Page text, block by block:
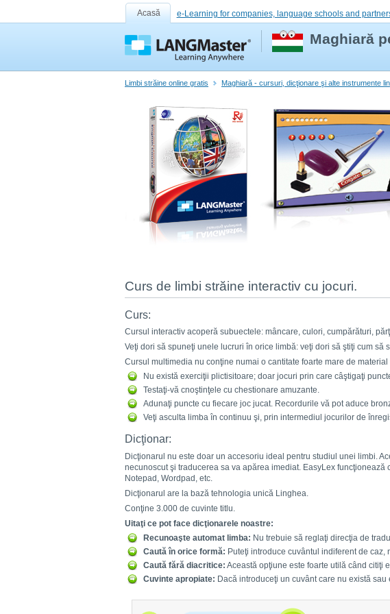
Acasă e-Learning for companies, language schools and
Maghiară
Limbi străine online gratis Maghiară - cursuri, dicţionare şi alte instrumente
Curs de limbi străine interactiv cu jocuri.
Curs:
Cursul interactiv acoperă subuectele: mâncare, culori, cumpărături,
Veţi dori să spuneţi unele lucruri în orice limbă: veţi dori să ştiţi cum să
Cursul multimedia nu conţine numai o cantitate foarte mare de
Nu există exerciţii plictisitoare; doar jocuri prin care câştigaţi
Testaţi-vă cnoştinţele cu chestionare amuzante.
Adunaţi puncte cu fiecare joc jucat. Recordurile vă pot aduce
Veţi asculta limba în continuu şi, prin intermediul jocurilor de
Dicţionar:
Dicţionarul nu este doar un accesoriu ideal pentru studiul unei limbi.
necunoscut şi traducerea sa va apărea imediat. EasyLex funcţionează
Notepad, Wordpad, etc.
Dicţionarul are la bază tehnologia unică Linghea.
Conţine 3.000 de cuvinte titlu.
Uitaţi ce pot face dicţionarele noastre:
Recunoaşte automat limba: Nu trebuie să reglaţi direcţia de
Caută în orice formă: Puteţi introduce cuvântul indiferent de caz,
Caută fără diacritice: Această opţiune este foarte utilă când citiţi
Cuvinte apropiate: Dacă introduceţi un cuvânt care nu există